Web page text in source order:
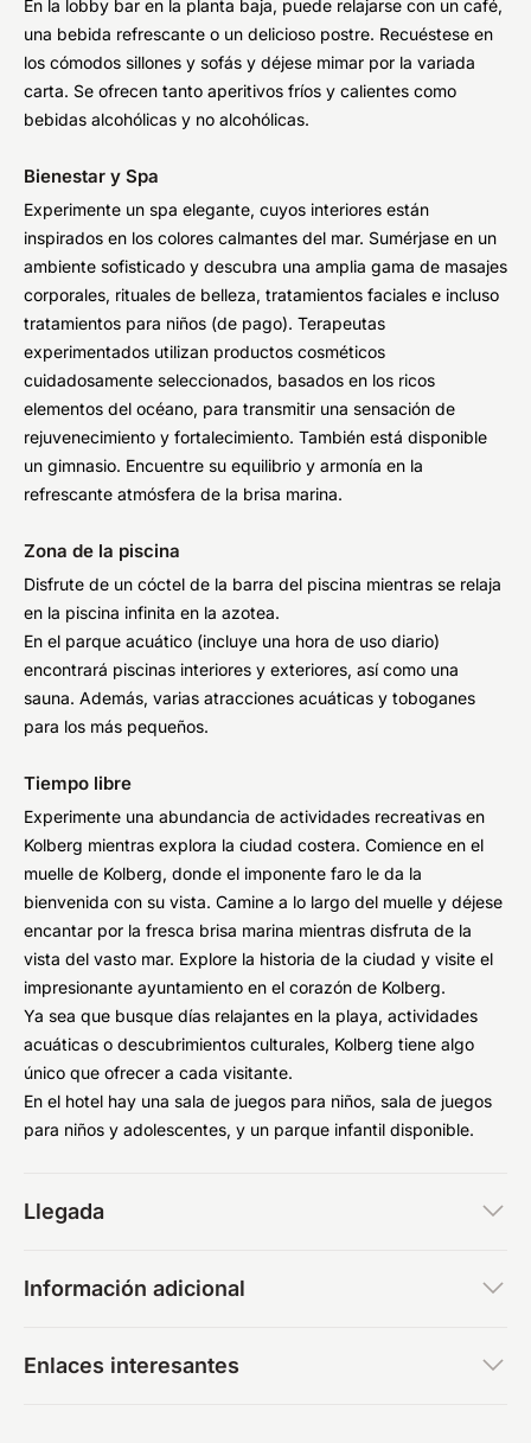
En la lobby bar en la planta baja, puede relajarse con un café,
una bebida refrescante o un delicioso postre. Recuéstese en
los cómodos sillones y sofás y déjese mimar por la variada
carta. Se ofrecen tanto aperitivos fríos y calientes como
bebidas alcohólicas y no alcohólicas.
Bienestar y Spa
Experimente un spa elegante, cuyos interiores están
inspirados en los colores calmantes del mar. Sumérjase en un
ambiente sofisticado y descubra una amplia gama de masajes
corporales, rituales de belleza, tratamientos faciales e incluso
tratamientos para niños (de pago). Terapeutas
experimentados utilizan productos cosméticos
cuidadosamente seleccionados, basados en los ricos
elementos del océano, para transmitir una sensación de
rejuvenecimiento y fortalecimiento. También está disponible
un gimnasio. Encuentre su equilibrio y armonía en la
refrescante atmósfera de la brisa marina.
Zona de la piscina
Disfrute de un cóctel de la barra del piscina mientras se relaja
en la piscina infinita en la azotea.
En el parque acuático (incluye una hora de uso diario)
encontrará piscinas interiores y exteriores, así como una
sauna. Además, varias atracciones acuáticas y toboganes
para los más pequeños.
Tiempo libre
Experimente una abundancia de actividades recreativas en
Kolberg mientras explora la ciudad costera. Comience en el
muelle de Kolberg, donde el imponente faro le da la
bienvenida con su vista. Camine a lo largo del muelle y déjese
encantar por la fresca brisa marina mientras disfruta de la
vista del vasto mar. Explore la historia de la ciudad y visite el
impresionante ayuntamiento en el corazón de Kolberg.
Ya sea que busque días relajantes en la playa, actividades
acuáticas o descubrimientos culturales, Kolberg tiene algo
único que ofrecer a cada visitante.
En el hotel hay una sala de juegos para niños, sala de juegos
para niños y adolescentes, y un parque infantil disponible.
Llegada
Información adicional
Enlaces interesantes